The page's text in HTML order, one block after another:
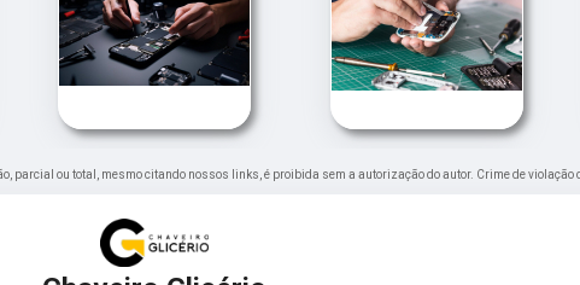
parcial ou total, mesmo citando nossos links, é proibida sem a autorização do autor. Crime de